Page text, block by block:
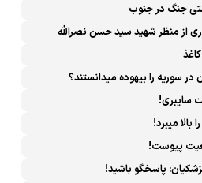
جنگ در جنوب
از منظر شهید سید حسن نصرالله
سوریه را بیهوده میدانستند؟
سایبری!
بالا میبرد!
پیوست!
پاسخگو باشید!